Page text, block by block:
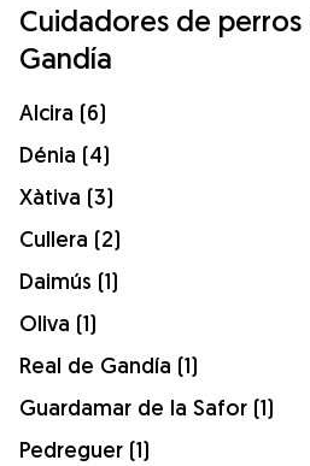
Cuidadores de
Gandía
Alcira (6)
Dénia (4)
Xàtiva (3)
Cullera (2)
Daimús (1)
Oliva (1)
Real de Gandía (1)
Guardamar de la Safor (1)
Pedreguer (1)